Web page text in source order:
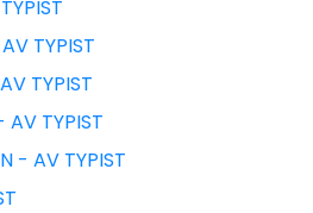
TYPIST
TYPIST
TYPIST
- AV TYPIST